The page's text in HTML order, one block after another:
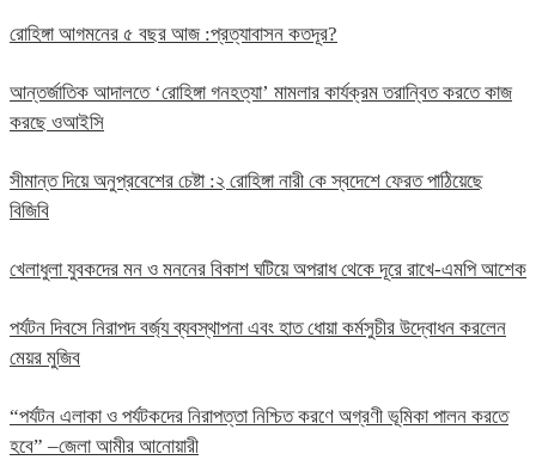
রোহিঙ্গা আগমনের ৫ বছর আজ :প্রত্যাবাসন কতদূর?
আন্তর্জাতিক আদালতে ‘রোহিঙ্গা গনহত্যা’ মামলার কার্যক্রম তরান্বিত করতে কাজ
করছে ওআইসি
সীমান্ত দিয়ে অনুপ্রবেশের চেষ্টা :২ রোহিঙ্গা নারী কে স্বদেশে ফেরত পাঠিয়েছে
বিজিবি
খেলাধুলা যুবকদের মন ও মননের বিকাশ ঘটিয়ে অপরাধ থেকে দূরে রাখে-এমপি আশেক
পর্যটন দিবসে নিরাপদ বর্জ্য ব্যবস্থাপনা এবং হাত ধোয়া কর্মসুচীর উদ্বোধন করলেন
মেয়র মুজিব
“পর্যটন এলাকা ও পর্যটকদের নিরাপত্তা নিশ্চিত করণে অগ্রণী ভূমিকা পালন করতে
হবে” –জেলা আমীর আনোয়ারী